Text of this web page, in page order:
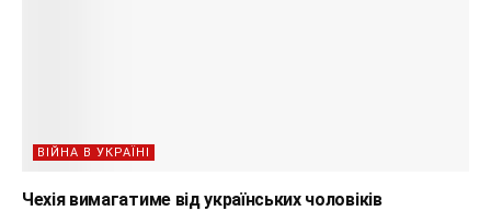
ВІЙНА В УКРАЇНІ
Чехія вимагатиме від українських чоловіків